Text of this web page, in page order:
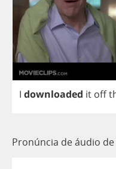
I downloaded it off
Pronúncia de áudio